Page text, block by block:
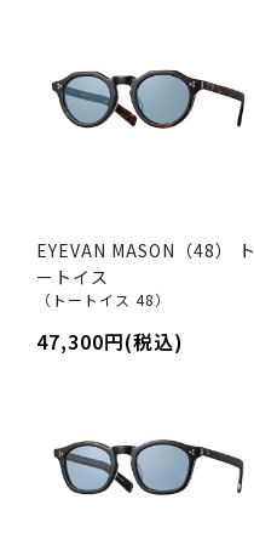
EYEVAN MASON（48） ト
ートイス
（トートイス 48）
47,300円(税込)